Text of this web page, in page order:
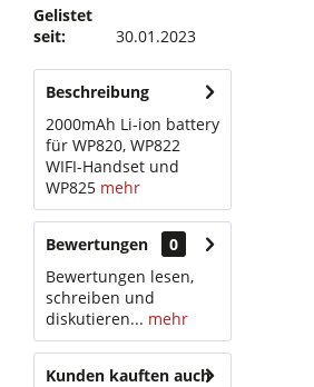
Gelistet
seit:
30.01.2023
Beschreibung
2000mAh Li-ion battery
für WP820, WP822
WIFI-Handset und
WP825 mehr
Bewertungen
0
Bewertungen lesen,
schreiben und
diskutieren... mehr
Kunden kauften auch